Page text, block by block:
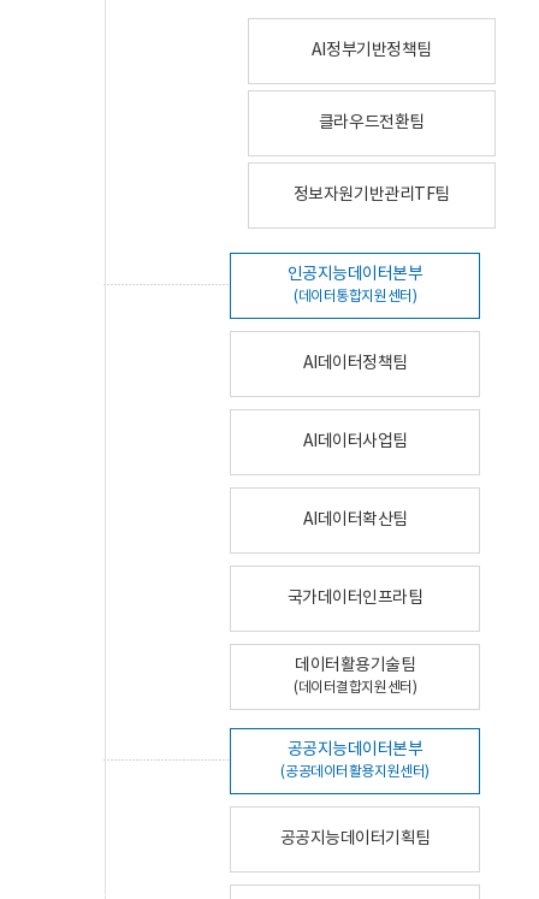
AI정부기반정책팀
클라우드전환팀
정보자원기반관리TF팀
인공지능데이터본부
(데이터통합지원센터)
AI데이터정책팀
AI데이터사업팀
AI데이터확산팀
국가데이터인프라팀
데이터활용기술팀
(데이터결합지원센터)
공공지능데이터본부
(공공데이터활용지원센터)
공공지능데이터기획팀